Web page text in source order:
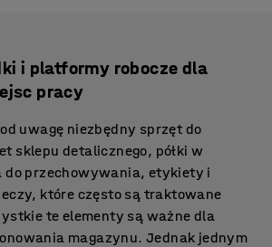
i platformy robocze dla
pracy
uwagę niezbędny sprzęt do
sklepu detalicznego, półki w
do przechowywania, etykiety i
które często są traktowane
te elementy są ważne dla
magazynu. Jednak jednym